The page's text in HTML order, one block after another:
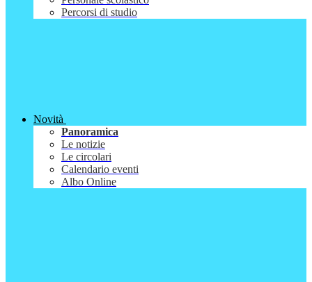
Percorsi di studio
Novità
Panoramica
Le notizie
Le circolari
Calendario eventi
Albo Online